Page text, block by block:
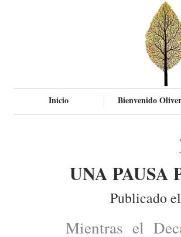
Inicio Bienvenido Oliver
UNA PAUSA
Publicado
Mientras el